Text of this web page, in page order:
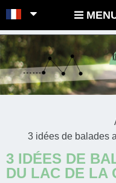
POINTS-NOEUDS
3 idées de balades
3 IDÉES DE
DU LAC DE LA